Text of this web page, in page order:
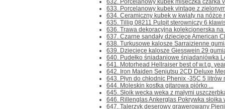
632. Porcelanowy kubek miseczka czarka
633. Porcelanowy kubek vintage z
634. Ceramiczny kubek w kwiaty na nóżce
635. Tillig 08211 Pulpit sterowniczy 6
636. Trawa dekoracyjna kolekcjonerska
637. Czarne sandały dziecięce American
638. Turkusowe kalosze Sarraizienne
639. Dziecięce kalosze Giesswein 29
640. Pudełko śniadaniowe śniadaniówka
641. Motorhead Hellraiser best of w.t.g.
642. Iron Maiden Senjutsu 2CD Deluxe
643. Płyn do chłodnic Phenix -35C 5 litrów
644. Moleskin kostka gitarowa piórko ...
645. Słoik wecka weka z małymi
646. Rillenglas Ankerglas Pokrywka słoika
647. Talerzyk deserowy grawerowany